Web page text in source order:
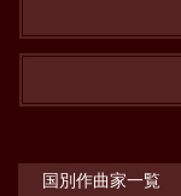
国別作曲家一覧